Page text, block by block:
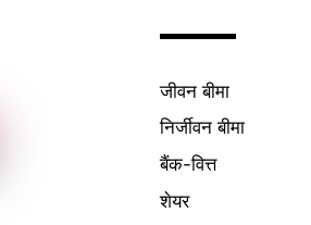
जीवन बीमा
निर्जीवन बीमा
बैंक-वित्त
शेयर